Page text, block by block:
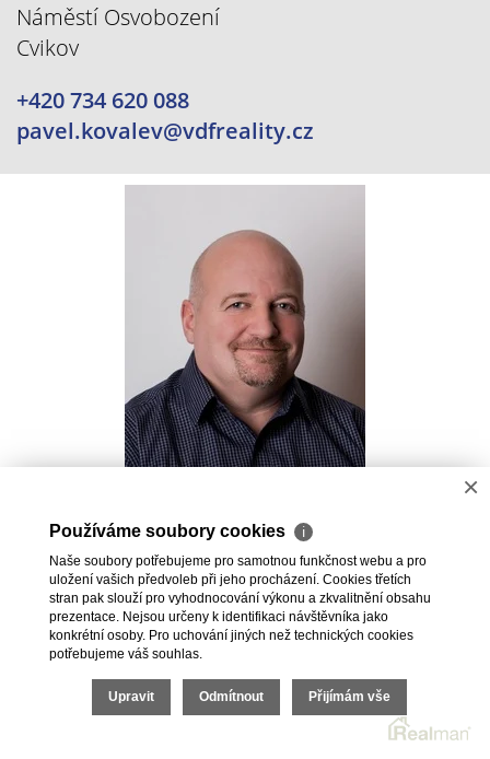
Náměstí Osvobození
Cvikov
+420 734 620 088
pavel.kovalev@vdfreality.cz
Pavel Kovalev
+420 723 491 625
pavel.kovalev@vdfreality.cz
×
Používáme soubory cookies ℹ
Naše soubory potřebujeme pro samotnou funkčnost webu a pro
uložení vašich předvoleb při jeho procházení. Cookies třetích
stran pak slouží pro vyhodnocování výkonu a zkvalitnění obsahu
prezentace. Nejsou určeny k identifikaci návštěvníka jako
konkrétní osoby. Pro uchování jiných než technických cookies
potřebujeme váš souhlas.
Upravit Odmítnout Přijímám vše